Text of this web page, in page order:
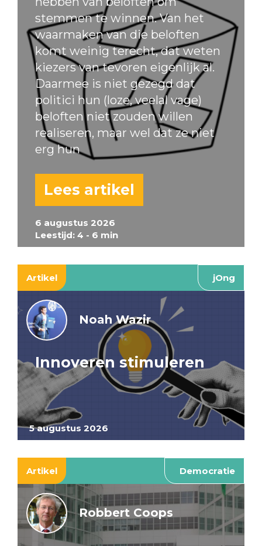
6 augustus 2026
Leestijd: 4 - 6 min
stemmen te winnen. Van het
waarmaken van die beloften
komt weinig terecht, dat weten
kiezers van tevoren eigenlijk al.
Daarmee is niet gezegd dat
politici hun (loze, veelal vage)
beloften niet zouden willen
realiseren, maar wel dat ze niet
erg hun
Lees artikel
Artikel jOng
5 augustus 2026
Noah Wazir
Innoveren stimuleren
Artikel Democratie
Robbert Coops